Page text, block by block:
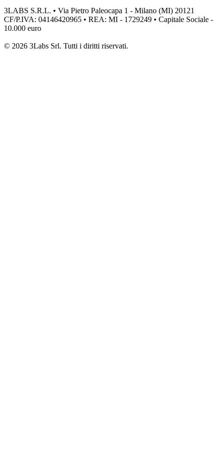
3LABS S.R.L. • Via Pietro Paleocapa 1 - Milano (MI) 20121
CF/P.IVA: 04146420965 • REA: MI - 1729249 • Capitale Sociale -
10.000 euro
© 2026 3Labs Srl. Tutti i diritti riservati.